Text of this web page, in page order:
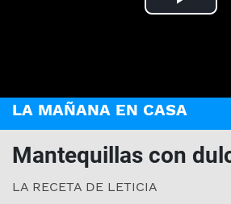
Play
LA MAÑANA EN CASA
Mantequillas con
LA RECETA DE LETICIA